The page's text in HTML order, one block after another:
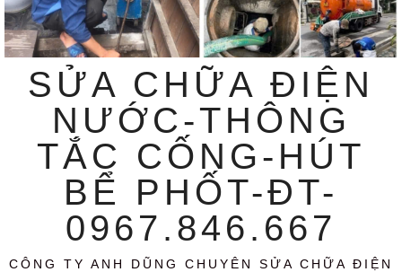
SỬA CHỮA ĐIỆN
NƯỚC-THÔNG
TẮC CỐNG-HÚT
BỂ PHỐT-ĐT-
0967.846.667
CÔNG TY ANH DŨNG CHUYÊN SỬA CHỮA ĐIỆN